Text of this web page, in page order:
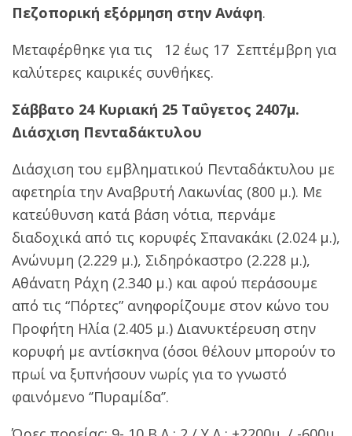
Πεζοπορική εξόρμηση στην Ανάφη.
Mεταφέρθηκε για τις 12 έως 17 Σεπτέμβρη για
καλύτερες καιρικές συνθήκες.
Σάββατο 24 Κυριακή 25 Ταΰγετος 2407μ.
Διάσχιση Πενταδάκτυλου
Διάσχιση του εμβληματικού Πενταδάκτυλου με
αφετηρία την Αναβρυτή Λακωνίας (800 μ.). Με
κατεύθυνση κατά βάση νότια, περνάμε
διαδοχικά από τις κορυφές Σπανακάκι (2.024 μ.),
Ανώνυμη (2.229 μ.), Σιδηρόκαστρο (2.228 μ.),
Αθάνατη Ράχη (2.340 μ.) και αφού περάσουμε
από τις “Πόρτες” ανηφορίζουμε στον κώνο του
Προφήτη Ηλία (2.405 μ.) Διανυκτέρευση στην
κορυφή με αντίσκηνα (όσοι θέλουν μπορούν το
πρωί να ξυπνήσουν νωρίς για το γνωστό
φαινόμενο ‘’Πυραμίδα’’.